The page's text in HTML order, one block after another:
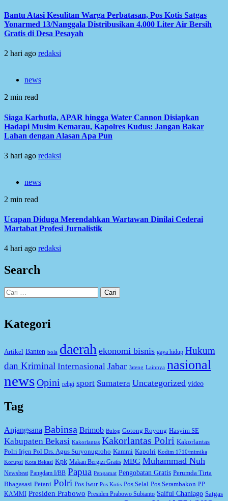
Bantu Atasi Kesulitan Warga Perbatasan, Pos Kotis Satgas
Yonarmed 13/Nanggala Distribusikan 4.000 Liter Air Bersih
Gratis di Desa Pesayah
2 hari ago redaksi
news
2 min read
Siaga Karhutla, APAR hingga Water Cannon Disiapkan
Hadapi Musim Kemarau, Kapolres Kudus: Jangan Bakar
Lahan dengan Alasan Apa Pun
3 hari ago redaksi
news
2 min read
Ucapan Diduga Merendahkan Wartawan Dinilai Cederai
Martabat Profesi Jurnalistik
4 hari ago redaksi
Search
Cari
untuk:
Kategori
Artikel Banten bola daerah ekonomi bisnis gaya hidup Hukum
dan Kriminal Internasional Jabar Jateng Lainnya nasional
newsOpini religi sport Sumatera Uncategorized video
Tag
Anjangsana Babinsa Brimob Bulog Gotong Royong Hasyim SE
Kabupaten Bekasi Kakorlantas Kakorlantas Polri Kakorlantas
Polri Irjen Pol Drs. Agus Suryonugroho Kammi Kapolri Kodim 1710/mimika
Korupsi Kota Bekasi Kpk Makan Bergizi Gratis MBG Muhammad Nuh
Newsbeat Pangdam I/BB Papua Pengamat Pengobatan Gratis Perumda Tirta
Bhagasasi Petani Polri Pos Iwur Pos Kotis Pos Selal Pos Serambakon PP
KAMMI Presiden Prabowo Presiden Prabowo Subianto Saiful Chaniago Satgas